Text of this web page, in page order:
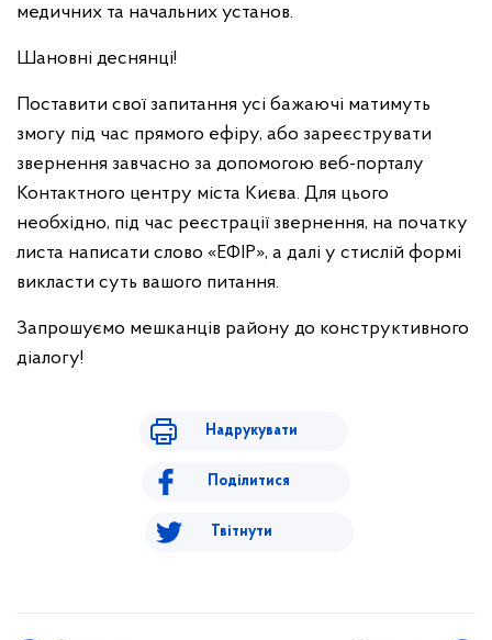
медичних та начальних установ.
Шановні деснянці!
Поставити свої запитання усі бажаючі матимуть
змогу під час прямого ефіру, або зареєструвати
звернення завчасно за допомогою веб-порталу
Контактного центру міста Києва. Для цього
необхідно, під час реєстрації звернення, на початку
листа написати слово «ЕФІР», а далі у стислій формі
викласти суть вашого питання.
Запрошуємо мешканців району до конструктивного
діалогу!
Надрукувати
Поділитися
Твітнути